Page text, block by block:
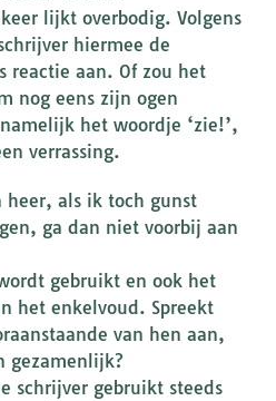
lijkt overbodig. Volgens
hiermee de
reactie aan. Of zou het
nog eens zijn ogen
het woordje ‘zie!’,
verrassing.
heer, als ik toch gunst
ga dan niet voorbij aan
gebruikt en ook het
het enkelvoud. Spreekt
van hen aan,
gezamenlijk?
schrijver gebruikt steeds